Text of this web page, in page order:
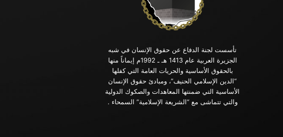
تأسست لجنة الدفاع عن حقوق الإنسان في شبه
الجزيرة العربية عام 1413 هـ ـ 1992م إيماناً منها
بالحقوق الأساسية والحريات العامة التي كفلها
“الدين الإسلامي الحنيف”، ومبادئ حقوق الإنسان
الأساسية التي ضمنتها المعاهدات والصكوك الدولية
والتي تتماشى مع “الشريعة الإسلامية” السمحاء .